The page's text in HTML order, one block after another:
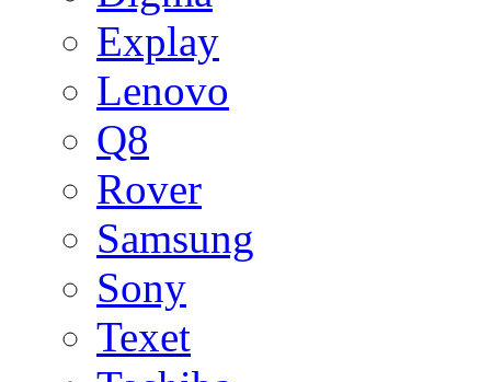
Explay
Lenovo
Q8
Rover
Samsung
Sony
Texet